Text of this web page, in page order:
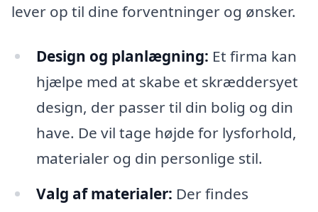
lever op til dine forventninger og ønsker.
Design og planlægning: Et firma kan
hjælpe med at skabe et skræddersyet
design, der passer til din bolig og din
have. De vil tage højde for lysforhold,
materialer og din personlige stil.
Valg af materialer: Der findes